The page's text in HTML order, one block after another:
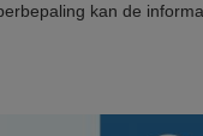
kan de